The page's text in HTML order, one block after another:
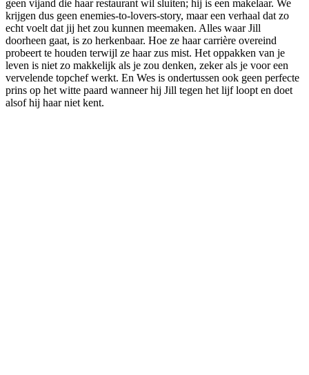
geen vijand die haar restaurant wil sluiten; hij is een makelaar. We
krijgen dus geen enemies-to-lovers-story, maar een verhaal dat zo
echt voelt dat jij het zou kunnen meemaken. Alles waar Jill
doorheen gaat, is zo herkenbaar. Hoe ze haar carrière overeind
probeert te houden terwijl ze haar zus mist. Het oppakken van je
leven is niet zo makkelijk als je zou denken, zeker als je voor een
vervelende topchef werkt. En Wes is ondertussen ook geen perfecte
prins op het witte paard wanneer hij Jill tegen het lijf loopt en doet
alsof hij haar niet kent.